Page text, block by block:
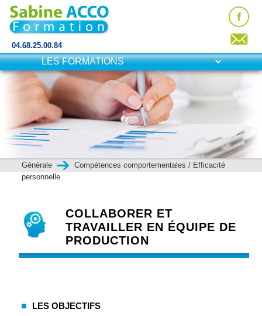
04.68.25.00.84
Générale
Compétences comportementales / Efficacité
personnelle
COLLABORER ET
TRAVAILLER EN ÉQUIPE DE
PRODUCTION
LES OBJECTIFS